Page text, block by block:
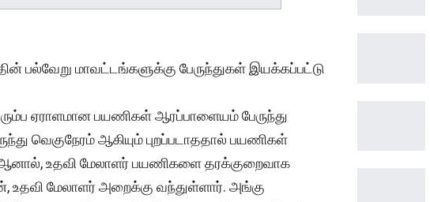
பல்வேறு மாவட்டங்களுக்கு பேருந்துகள் இயக்கப்பட்டு
ஏராளமான பயணிகள் ஆரப்பாளையம் பேருந்து
வெகுநேரம் ஆகியும் புறப்படாததால் பயணிகள்
ஆனால், உதவி மேலாளர் பயணிகளை தரக்குறைவாக
உதவி மேலாளர் அறைக்கு வந்துள்ளார். அங்கு